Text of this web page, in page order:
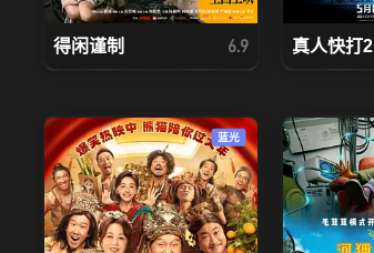
得闲谨制 6.9 真人快打2
蓝光